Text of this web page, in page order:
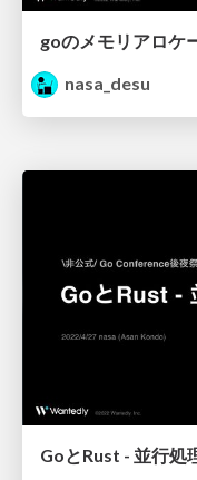
goのメモリアロケ
nasa_desu
GoとRust - 並行処